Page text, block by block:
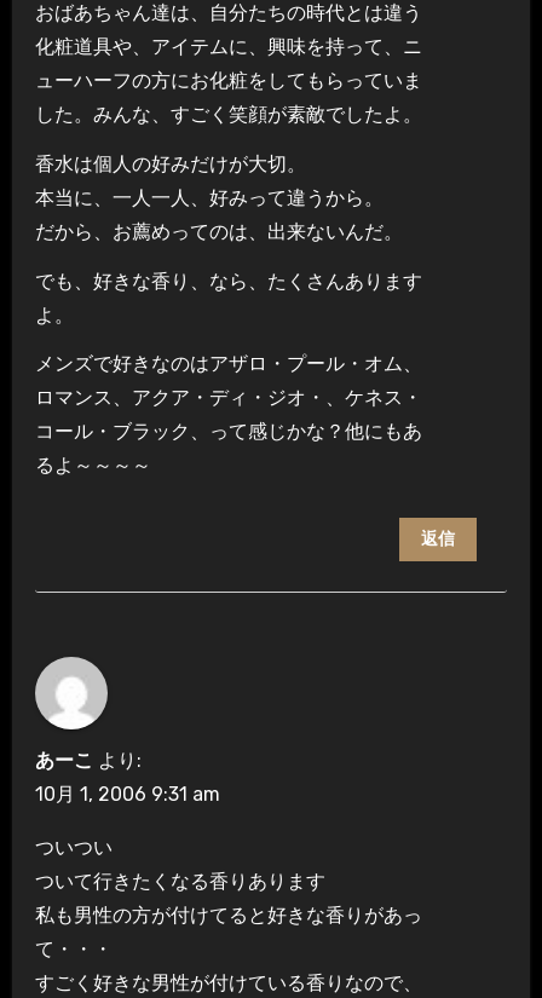
おばあちゃん達は、自分たちの時代とは違う
化粧道具や、アイテムに、興味を持って、ニ
ューハーフの方にお化粧をしてもらっていま
した。みんな、すごく笑顔が素敵でしたよ。
香水は個人の好みだけが大切。
本当に、一人一人、好みって違うから。
だから、お薦めってのは、出来ないんだ。
でも、好きな香り、なら、たくさんあります
よ。
メンズで好きなのはアザロ・プール・オム、
ロマンス、アクア・ディ・ジオ・、ケネス・
コール・ブラック、って感じかな？他にもあ
るよ～～～～
返信
あーこ より:
10月 1, 2006 9:31 am
ついつい
ついて行きたくなる香りあります
私も男性の方が付けてると好きな香りがあっ
て・・・
すごく好きな男性が付けている香りなので、